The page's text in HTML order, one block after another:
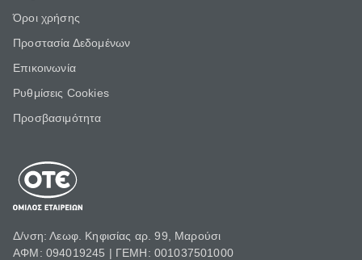
Όροι χρήσης
Προστασία Δεδομένων
Επικοινωνία
Ρυθμίσεις Cookies
Προσβασιμότητα
Δ/νση: Λεωφ. Κηφισίας αρ. 99, Μαρούσι
ΑΦΜ: 094019245 | ΓΕΜΗ: 001037501000